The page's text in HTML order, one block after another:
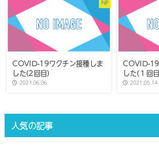
NP
COVID-19ワクチン接種しま
した(2回目)
2021.06.06
COVID-19
した(１回
2021.05.14
人気の記事